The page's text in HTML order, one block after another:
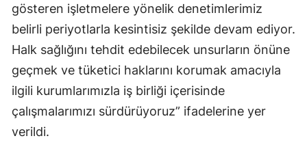
gösteren işletmelere yönelik denetimlerimiz
belirli periyotlarla kesintisiz şekilde devam ediyor.
Halk sağlığını tehdit edebilecek unsurların önüne
geçmek ve tüketici haklarını korumak amacıyla
ilgili kurumlarımızla iş birliği içerisinde
çalışmalarımızı sürdürüyoruz” ifadelerine yer
verildi.